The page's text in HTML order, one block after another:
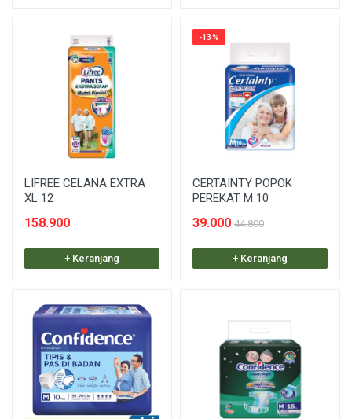
LIFREE CELANA EXTRA
XL 12
158.900
+ Keranjang
-13%
CERTAINTY POPOK
PEREKAT M 10
39.000 44.800
+ Keranjang